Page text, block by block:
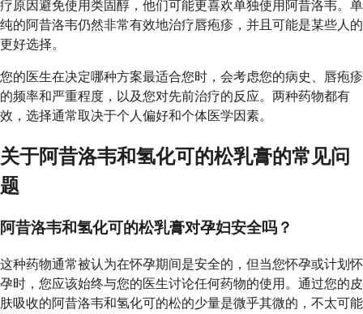
疗原因避免使用类固醇，他们可能更喜欢单独使用阿昔洛韦。单
纯的阿昔洛韦仍然非常有效地治疗唇疱疹，并且可能是某些人的
更好选择。
您的医生在决定哪种方案最适合您时，会考虑您的病史、唇疱疹
的频率和严重程度，以及您对先前治疗的反应。两种药物都有
效，选择通常取决于个人偏好和个体医学因素。
关于阿昔洛韦和氢化可的松乳膏的常见问
题
阿昔洛韦和氢化可的松乳膏对孕妇安全吗？
这种药物通常被认为在怀孕期间是安全的，但当您怀孕或计划怀
孕时，您应该始终与您的医生讨论任何药物的使用。通过您的皮
肤吸收的阿昔洛韦和氢化可的松的少量是微乎其微的，不太可能